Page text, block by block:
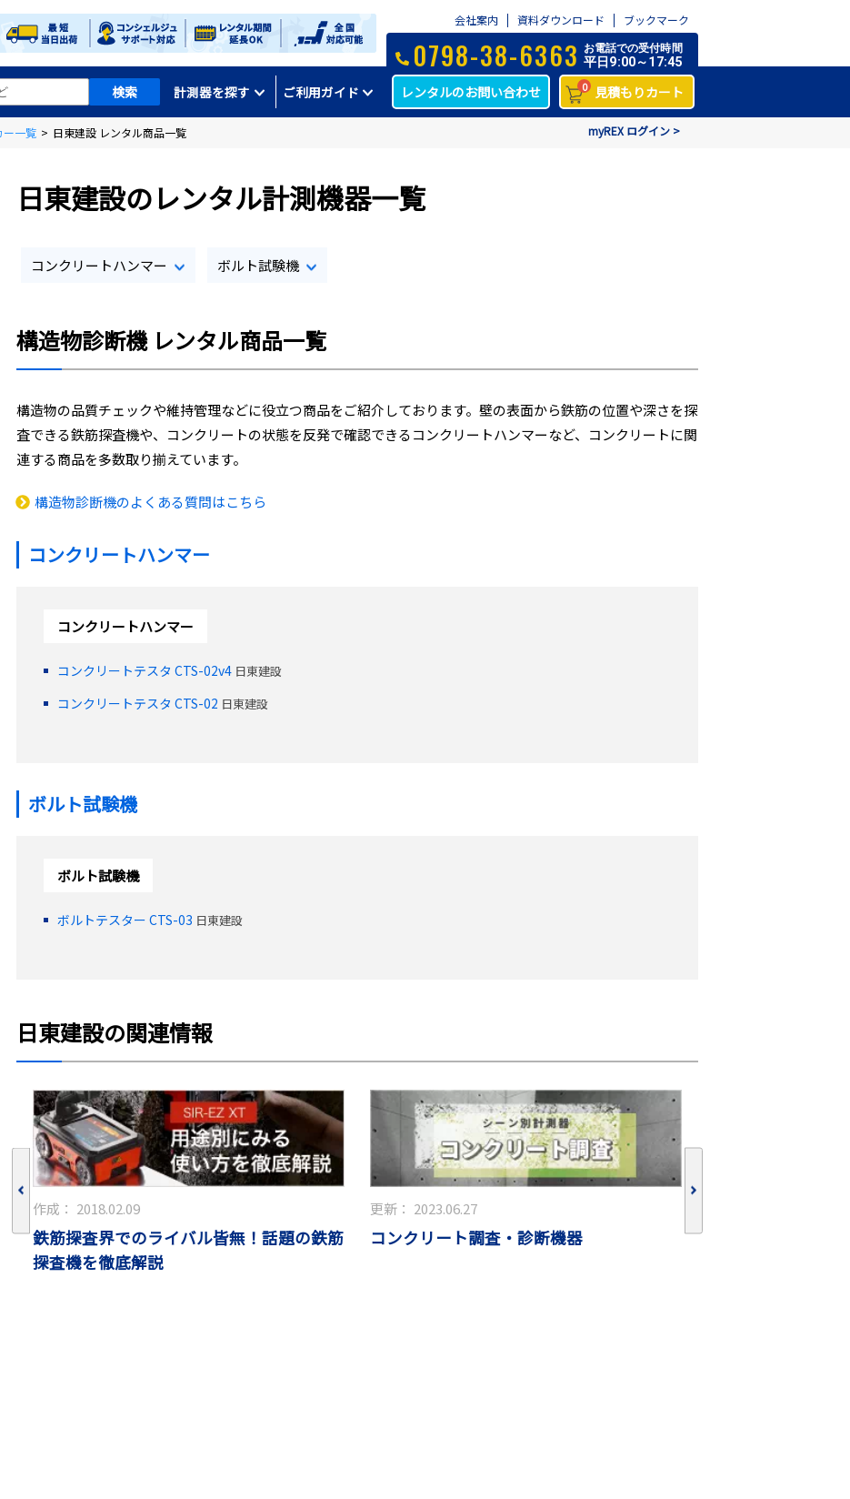
会社案内 資料ダウンロード ブックマーク
計測器を探す ご利用ガイド
0798-38-6363 お電話での受付時間
平日9:00～17:45
レンタルのお問い合わせ 0 見積もりカート
myREX ログイン >
ー一覧 > 日東建設 レンタル商品一覧
日東建設のレンタル計測機器一覧
コンクリートハンマー ボルト試験機
構造物診断機 レンタル商品一覧
構造物の品質チェックや維持管理などに役立つ商品をご紹介しております。壁の表面から鉄筋の位置や深さを探
査できる鉄筋探査機や、コンクリートの状態を反発で確認できるコンクリートハンマーなど、コンクリートに関
連する商品を多数取り揃えています。
構造物診断機のよくある質問はこちら
コンクリートハンマー
コンクリートハンマー
コンクリートテスタ CTS-02v4 日東建設
コンクリートテスタ CTS-02 日東建設
ボルト試験機
ボルト試験機
ボルトテスター CTS-03 日東建設
日東建設の関連情報
作成： 2018.02.09
鉄筋探査界でのライバル皆無！話題の鉄筋
探査機を徹底解説
更新： 2023.06.27
コンクリート調査・診断機器